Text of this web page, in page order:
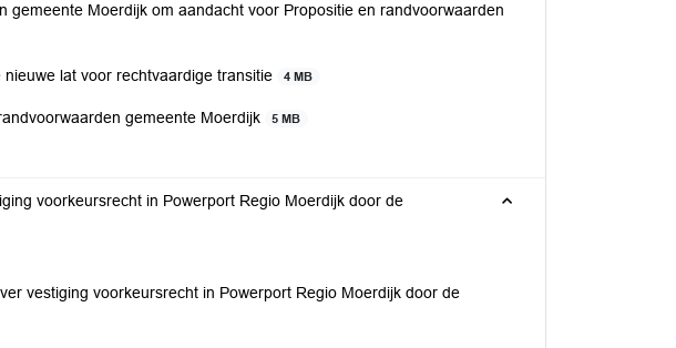
gemeente Moerdijk om aandacht voor Propositie en randvoorwaarden
lat voor rechtvaardige transitie 4 MB
gemeente Moerdijk 5 MB
voorkeursrecht in Powerport Regio Moerdijk door de
vestiging voorkeursrecht in Powerport Regio Moerdijk door de